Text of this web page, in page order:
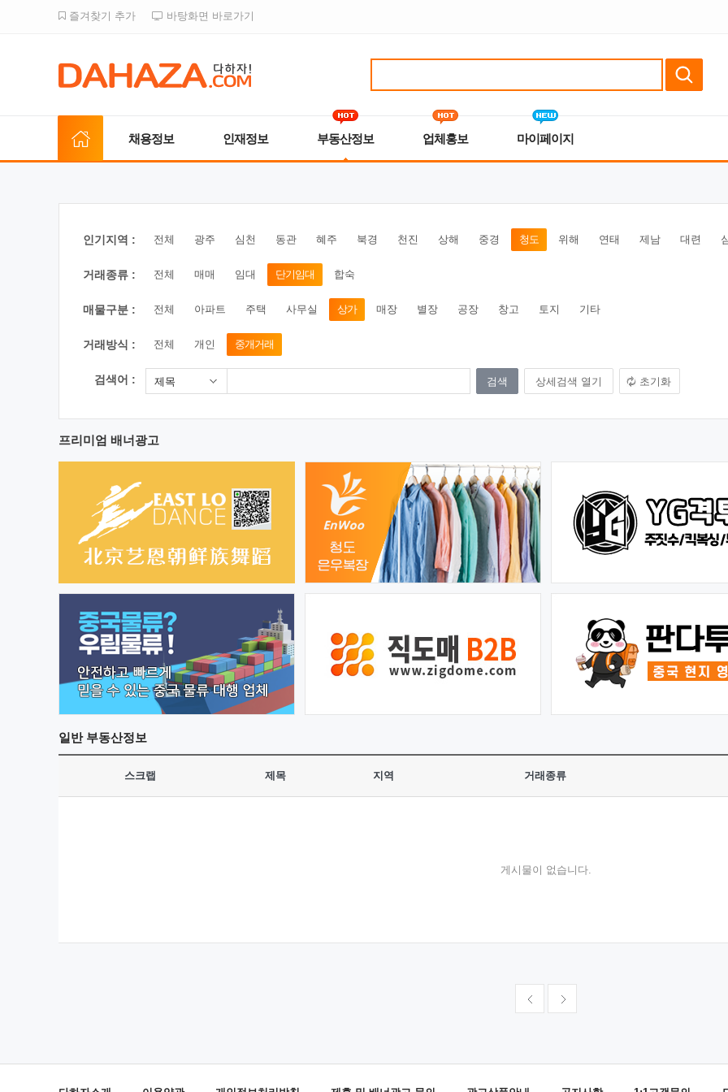
즐겨찾기 추가 바탕화면 바로가기
채용정보 인재정보 부동산정보 업체홍보 마이페이지
인기지역 : 전체 광주 심천 동관 혜주 북경 천진 상해 중경 청도 위해 연태 제남 대련
거래종류 : 전체 매매 임대 단기임대 합숙
매물구분 : 전체 아파트 주택 사무실 상가 매장 별장 공장 창고 토지 기타
거래방식 : 전체 개인 중개거래
검색어 : 제목 상세검색 열기 초기화
프리미엄 배너광고
일반부동산정보
스크랩 제목 지역 거래종류
게시물이 없습니다.